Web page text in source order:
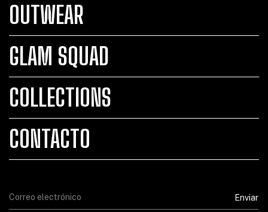
OUTWEAR
GLAM SQUAD
COLLECTIONS
CONTACTO